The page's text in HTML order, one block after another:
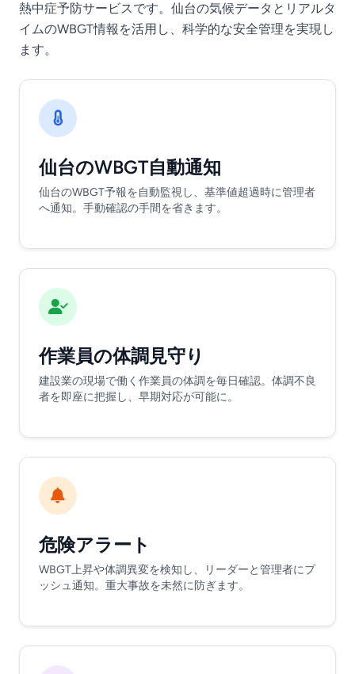
熱中症予防サービスです。仙台の気候データとリアルタ
イムのWBGT情報を活用し、科学的な安全管理を実現し
ます。
仙台のWBGT自動通知
仙台のWBGT予報を自動監視し、基準値超過時に管理者
へ通知。手動確認の手間を省きます。
作業員の体調見守り
建設業の現場で働く作業員の体調を毎日確認。体調不良
者を即座に把握し、早期対応が可能に。
危険アラート
WBGT上昇や体調異変を検知し、リーダーと管理者にプ
ッシュ通知。重大事故を未然に防ぎます。